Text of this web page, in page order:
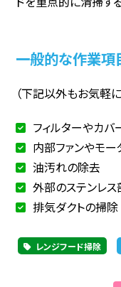
一般的な作業項
（下記以外もお気軽
フィルターやカ
内部ファンやモ
油汚れの除去
外部のステンレ
排気ダクトの掃除
レンジフード掃除